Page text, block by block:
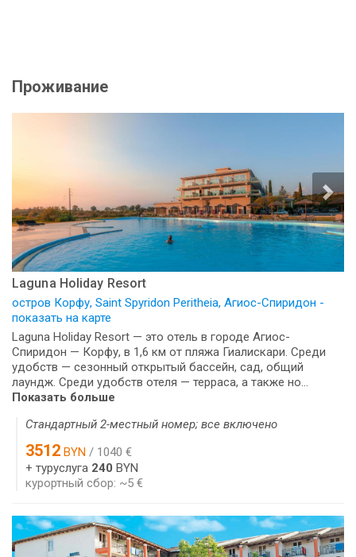
Проживание
Laguna Holiday Resort
остров Корфу, Saint Spyridon Peritheia, Агиос-Спиридон -
показать на карте
Laguna Holiday Resort — это отель в городе Агиос-
Спиридон — Корфу, в 1,6 км от пляжа Гиалискари. Среди
удобств — сезонный открытый бассейн, сад, общий
лаундж. Среди удобств отеля — терраса, а также но...
Показать больше
Стандартный 2-местный номер; все включено
3512 BYN / 1040 €
+ туруслуга 240 BYN
курортный сбор: ~5 €